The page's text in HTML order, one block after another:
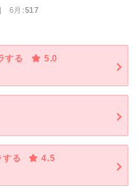
6月:517
する
5.0
する
4.5